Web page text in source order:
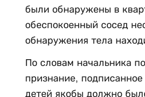
были обнаружены в
обеспокоенный сосед
обнаружения тела
По словам начальника
признание,
детей якобы должно